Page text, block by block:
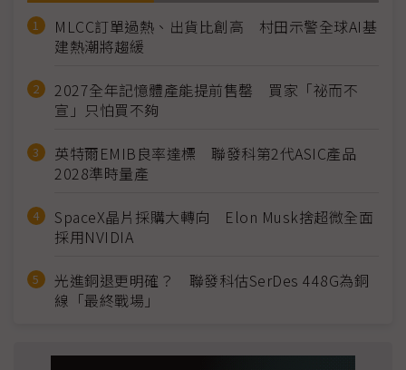
MLCC訂單過熱、出貨比創高 村田示警全球AI基
建熱潮將趨緩
2027全年記憶體產能提前售罄 買家「祕而不
宣」只怕買不夠
英特爾EMIB良率達標 聯發科第2代ASIC產品
2028準時量產
SpaceX晶片採購大轉向 Elon Musk捨超微全面
採用NVIDIA
光進銅退更明確？ 聯發科估SerDes 448G為銅
線「最終戰場」